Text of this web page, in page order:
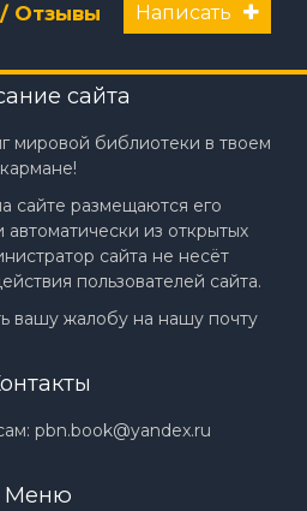
Отзывы Написать
сайта
мировой библиотеки в твоем
кармане!
сайте размещаются его
автоматически из открытых
сайта не несёт
пользователей сайта.
вашу жалобу на нашу почту
pbn.book@yandex.ru
Меню